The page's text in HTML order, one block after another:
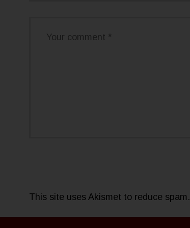
This site uses Akismet to reduce spam.